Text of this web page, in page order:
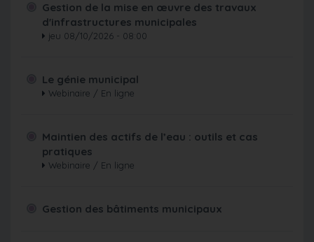
Gestion de la mise en œuvre des travaux
d'infrastructures municipales
jeu 08/10/2026 - 08:00
Le génie municipal
Webinaire / En ligne
Maintien des actifs de l’eau : outils et cas
pratiques
Webinaire / En ligne
Gestion des bâtiments municipaux